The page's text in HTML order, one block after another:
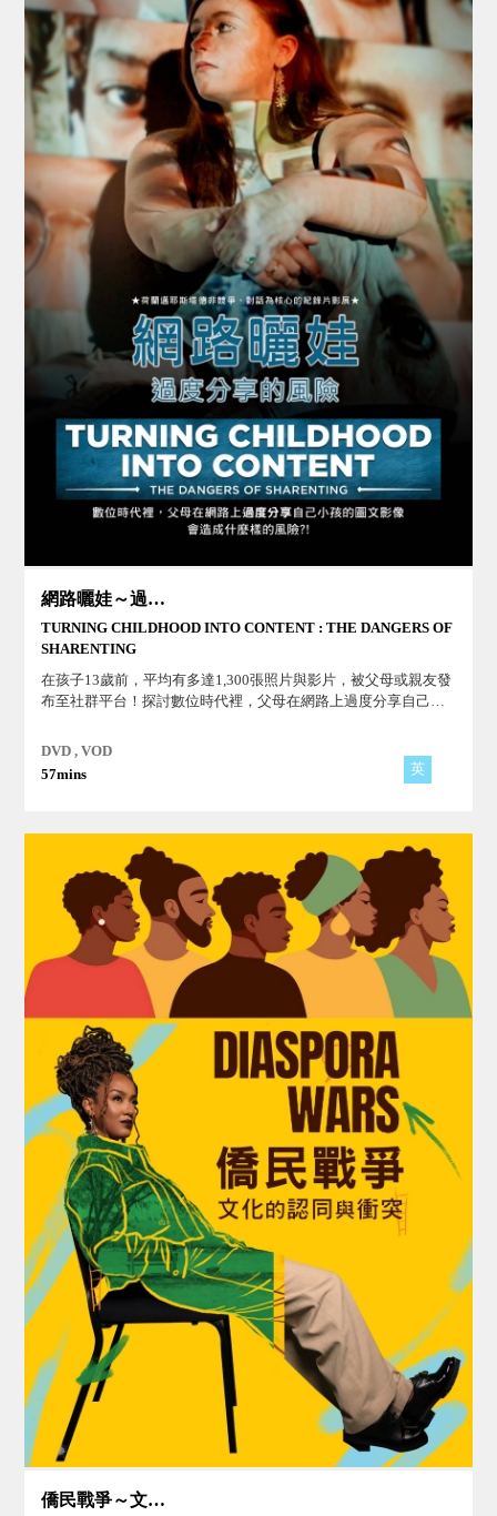
網路曬娃～過度分享的風險
TURNING CHILDHOOD INTO CONTENT : THE DANGERS OF
SHARENTING
在孩子13歲前，平均有多達1,300張照片與影片，被父母或親友發
布至社群平台！探討數位時代裡，父母在網路上過度分享自己小
DVD , VOD
57mins
英
僑民戰爭～文化的認同與衝突